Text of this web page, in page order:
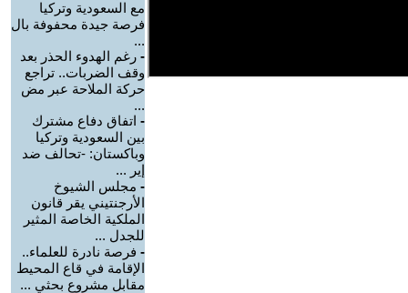
مع السعودية وتركيا
فرصة جيدة محفوفة بال
...
- رغم الهدوء الحذر بعد
وقف الضربات.. تراجع
حركة الملاحة عبر مض
...
- اتفاق دفاع مشترك
بين السعودية وتركيا
وباكستان: -تحالف ضد
إير ...
- مجلس الشيوخ
الأرجنتيني يقر قانون
الملكية الخاصة المثير
للجدل ...
- فرصة نادرة للعلماء..
الإقامة في قاع المحيط
مقابل مشروع بحثي ...